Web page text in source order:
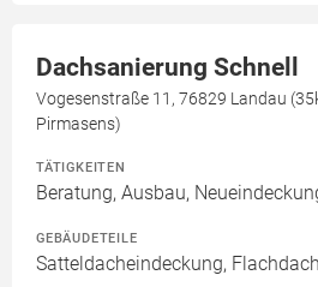
Dachsanierung Schnell
Vogesenstraße 11, 76829 Landau
Pirmasens)
TÄTIGKEITEN
Beratung, Ausbau,
GEBÄUDETEILE
Satteldacheindeckung,